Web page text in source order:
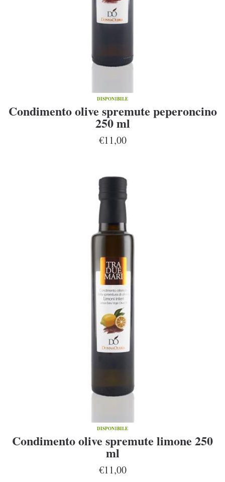
DISPONIBILE
Condimento olive spremute peperoncino
250 ml
€11,00
DISPONIBILE
Condimento olive spremute limone 250
ml
€11,00